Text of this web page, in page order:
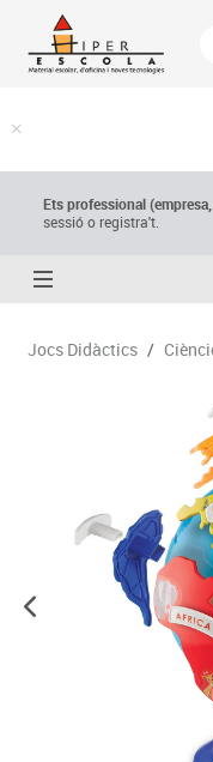
Ets professional
sessió o registra't.
Jocs Didàctics /